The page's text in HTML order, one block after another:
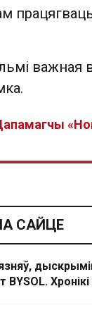
важная
САЙЦЕ
Хронікі